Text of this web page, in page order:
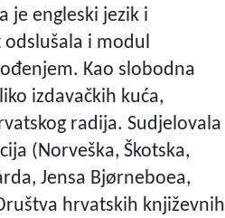
je engleski jezik i
odslušala i modul
Kao slobodna
izdavačkih kuća,
radija. Sudjelovala
(Norveška, Škotska,
Jensa Bjørneboea,
hrvatskih književnih